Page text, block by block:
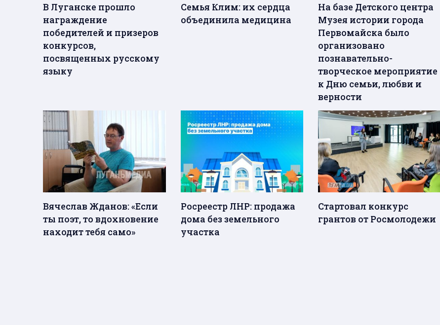
В Луганске прошло
награждение
победителей и призеров
конкурсов,
посвященных русскому
языку
Семья Клим: их сердца
объединила медицина
На базе Детского центра
Музея истории города
Первомайска было
организовано
познавательно-
творческое мероприятие
к Дню семьи, любви и
верности
Вячеслав Жданов: «Если
ты поэт, то вдохновение
находит тебя само»
Росреестр ЛНР: продажа
дома без земельного
участка
Стартовал конкурс
грантов от Росмолодежи